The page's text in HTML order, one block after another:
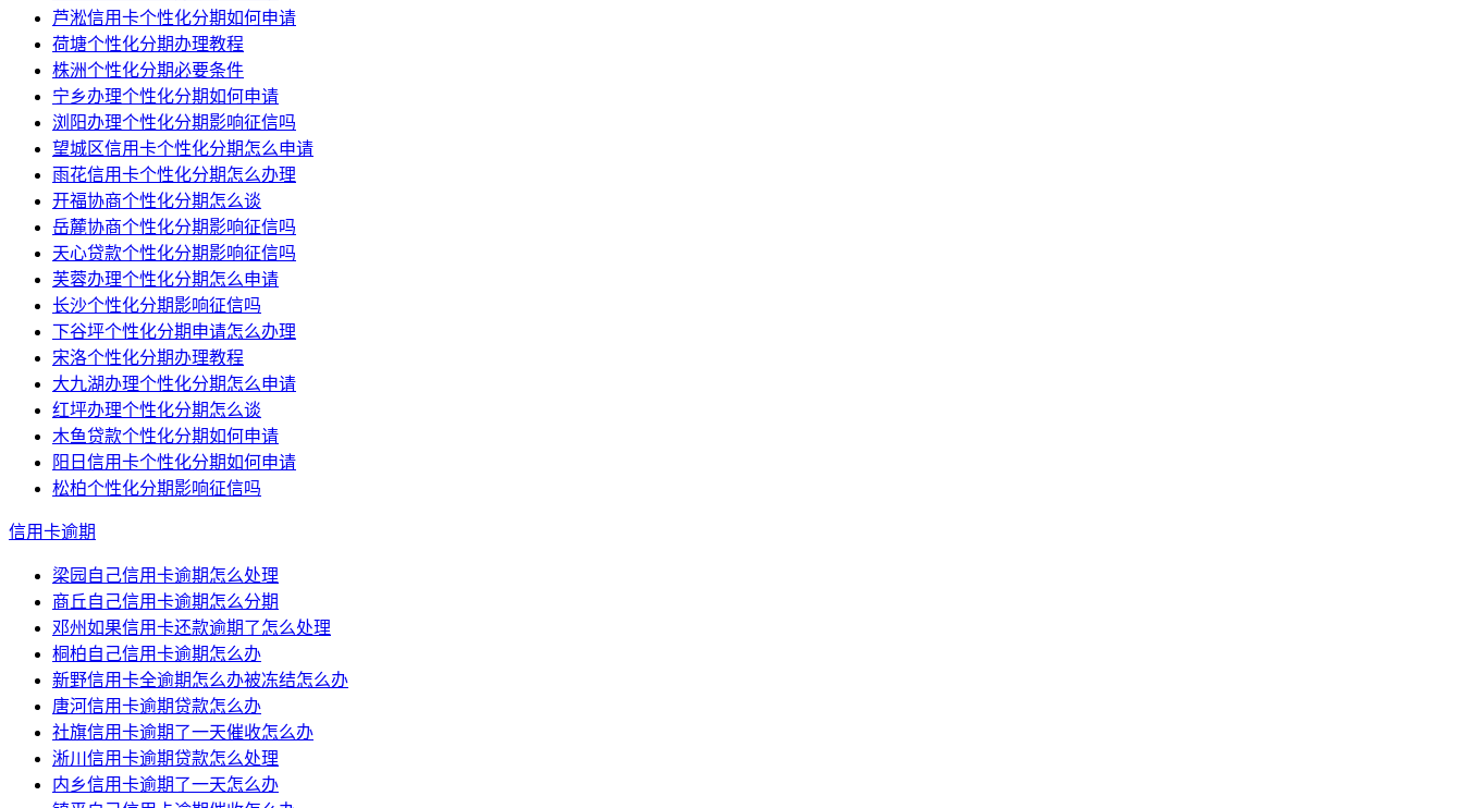
芦淞信用卡个性化分期如何申请
荷塘个性化分期办理教程
株洲个性化分期必要条件
宁乡办理个性化分期如何申请
浏阳办理个性化分期影响征信吗
望城区信用卡个性化分期怎么申请
雨花信用卡个性化分期怎么办理
开福协商个性化分期怎么谈
岳麓协商个性化分期影响征信吗
天心贷款个性化分期影响征信吗
芙蓉办理个性化分期怎么申请
长沙个性化分期影响征信吗
下谷坪个性化分期申请怎么办理
宋洛个性化分期办理教程
大九湖办理个性化分期怎么申请
红坪办理个性化分期怎么谈
木鱼贷款个性化分期如何申请
阳日信用卡个性化分期如何申请
松柏个性化分期影响征信吗
信用卡逾期
梁园自己信用卡逾期怎么处理
商丘自己信用卡逾期怎么分期
邓州如果信用卡还款逾期了怎么处理
桐柏自己信用卡逾期怎么办
新野信用卡全逾期怎么办被冻结怎么办
唐河信用卡逾期贷款怎么办
社旗信用卡逾期了一天催收怎么办
淅川信用卡逾期贷款怎么处理
内乡信用卡逾期了一天怎么办